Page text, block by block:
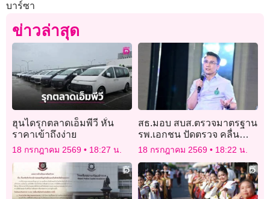
บาร์ซา
ข่าวล่าสุด
ฮุนไดรุกตลาดเอ็มพีวี หั่น
ราคาเข้าถึงง่าย
18 กรกฎาคม 2569 18:27 น.
สธ.มอบ สบส.ตรวจมาตรฐาน
รพ.เอกชน ปัดตรวจ คลื่น
ไฟฟ้าหัวใจคนไข้
18 กรกฎาคม 2569 18:22 น.